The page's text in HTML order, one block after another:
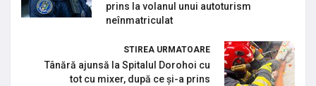
prins la volanul unui autoturism
neînmatriculat
STIREA URMATOARE
Tânără ajunsă la Spitalul Dorohoi cu
tot cu mixer, după ce și-a prins